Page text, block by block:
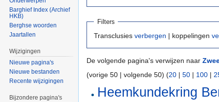
Filters
Transclusies verbergen | koppelingen
De volgende pagina's verwijzen naar
(vorige 50 | volgende 50) (20 | 50 | 100 |
Heemkundekring
Barghief Index (Archief
HKB)
Berghse woorden
Jaartallen
Wijzigingen
Nieuwe pagina's
Nieuwe bestanden
Recente wijzigingen
Bijzondere pagina's